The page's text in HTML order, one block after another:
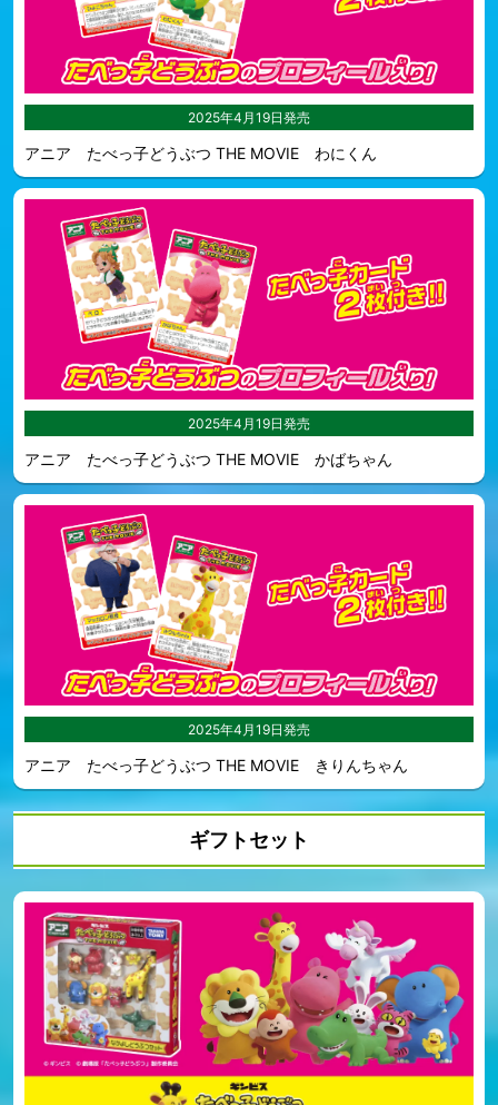
2025年4月19日発売
アニア たべっ子どうぶつ THE MOVIE わにくん
2025年4月19日発売
アニア たべっ子どうぶつ THE MOVIE かばちゃん
2025年4月19日発売
アニア たべっ子どうぶつ THE MOVIE きりんちゃん
ギフトセット